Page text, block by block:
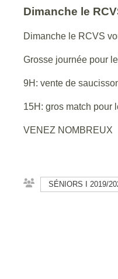
Dimanche le
Dimanche le RCVS
Grosse journée pour
9H: vente de
15H: gros match pour
VENEZ NOMBREUX
SÉNIORS I 2019/